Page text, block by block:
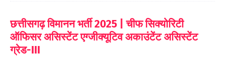
छत्तीसगढ़ विमानन भर्ती 2025 | चीफ सिक्योरिटी
ऑफिसर असिस्टेंट एग्जीक्यूटिव अकाउंटेंट असिस्टेंट
ग्रेड-III